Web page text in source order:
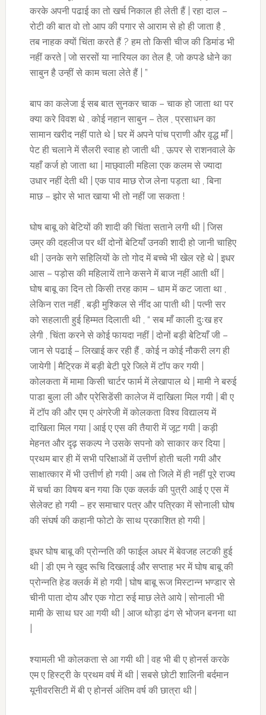
करके अपनी पढाई का तो खर्च निकाल ही लेती हैं | रहा दाल –
रोटी की बात वो तो आप की पगार से आराम से हो ही जाता है ,
तब नाहक क्यों चिंता करते हैं ? हम तो किसी चीज की डिमांड भी
नहीं करते | जो सरसों या नारियल का तेल है, जो कपडे धोने का
साबुन है उन्हीं से काम चला लेते हैं | ”
बाप का कलेजा ई सब बात सुनकर चाक – चाक हो जाता था पर
क्या करे विवश थे , कोई नहान साबुन – तेल , प्रसाधन का
सामान खरीद नहीं पाते थे | घर में अपने पांच प्राणी और वृद्ध माँ |
पेट ही चलाने में सैलरी स्वाह हो जाती थी , ऊपर से राशनवाले के
यहाँ कर्ज हो जाता था | माछ्वाली महिला एक कलम से ज्यादा
उधार नहीं देती थी | एक पाव माछ रोज लेना पड़ता था , बिना
माछ – झोर से भात खाया भी तो नहीं जा सकता !
घोष बाबू को बेटियों की शादी की चिंता सताने लगी थी | जिस
उम्र की दहलीज पर थीं दोनों बेटियाँ उनकी शादी हो जानी चाहिए
थी | उनके सगे सहिलियों के तो गोद में बच्चे भी खेल रहे थे | इधर
आस – पड़ोस की महिलायें ताने कसने में बाज नहीं आती थीं |
घोष बाबू का दिन तो किसी तरह काम – धाम में कट जाता था ,
लेकिन रात नहीं , बड़ी मुश्किल से नींद आ पाती थी | पत्नी सर
को सहलाती हुई हिम्मत दिलाती थी , “ सब माँ काली दुःख हर
लेगी , चिंता करने से कोई फायदा नहीं | दोनों बड़ी बेटियाँ जी –
जान से पढाई – लिखाई कर रही हैं , कोई न कोई नौकरी लग ही
जायेगी | मैट्रिक में बड़ी बेटी पूरे जिले में टॉप कर गयी |
कोलकता में मामा किसी चार्टर फार्म में लेखापाल थे | मामी ने बरुई
पाडा बुला ली और प्रेसिडेंसी कालेज में दाखिला मिल गयी | बी ए
में टॉप की और एम ए अंगरेजी में कोलकता विश्व विद्यालय में
दाखिला मिल गया | आई ए एस की तैयारी में जूट गयी | कड़ी
मेहनत और दृढ़ सकल्प ने उसके सपनो को साकार कर दिया |
प्रथम बार ही में सभी परिक्षाओं में उत्तीर्ण होती चली गयी और
साक्षात्कार में भी उत्तीर्ण हो गयी | अब तो जिले में ही नहीं पूरे राज्य
में चर्चा का विषय बन गया कि एक क्लर्क की पुत्री आई ए एस में
सेलेक्ट हो गयी – हर समाचार पत्र और पत्रिका में सोनाली घोष
की संघर्ष की कहानी फोटो के साथ प्रकाशित हो गयी |
इधर घोष बाबू की प्रोन्नति की फाईल अधर में बेवजह लटकी हुई
थी | डी एम ने खुद रूचि दिखलाई और सप्ताह भर में घोष बाबू की
प्रोन्नति हेड क्लर्क में हो गयी | घोष बाबू रूज मिस्टान्न भण्डार से
चीनी पाता दोय और एक गोटा रुई माछ लेते आये | सोनाली भी
मामी के साथ घर आ गयी थी | आज थोड़ा ढंग से भोजन बनना था
श्यामली भी कोलकता से आ गयी थी | वह भी बी ए होनर्स करके
एम ए हिस्ट्री के प्रथम वर्ष में थी | सबसे छोटी शालिनी बर्दमान
यूनीवरसिटी में बी ए होनर्स अंतिम वर्ष की छात्रा थी |